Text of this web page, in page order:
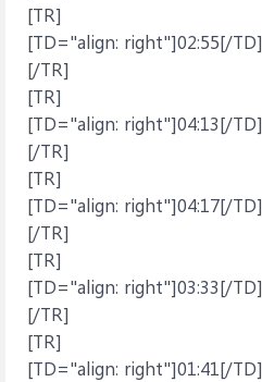
[TR]
[TD="align: right"]02:55[/TD]
[/TR]
[TR]
[TD="align: right"]04:13[/TD]
[/TR]
[TR]
[TD="align: right"]04:17[/TD]
[/TR]
[TR]
[TD="align: right"]03:33[/TD]
[/TR]
[TR]
[TD="align: right"]01:41[/TD]